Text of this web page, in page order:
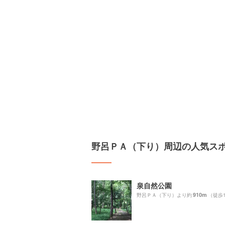
野呂ＰＡ（下り）周辺の人気ス
泉自然公園
野呂ＰＡ（下り）より約910m （徒歩